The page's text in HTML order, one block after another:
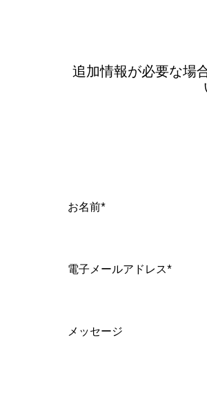
追加情報が必要な場
お名前*
電子メールアドレス*
メッセージ